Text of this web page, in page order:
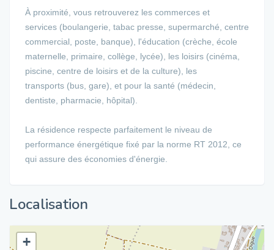
À proximité, vous retrouverez les commerces et
services (boulangerie, tabac presse, supermarché, centre
commercial, poste, banque), l'éducation (crèche, école
maternelle, primaire, collège, lycée), les loisirs (cinéma,
piscine, centre de loisirs et de la culture), les
transports (bus, gare), et pour la santé (médecin,
dentiste, pharmacie, hôpital).
La résidence respecte parfaitement le niveau de
performance énergétique fixé par la norme RT 2012, ce
qui assure des économies d'énergie.
Localisation
+